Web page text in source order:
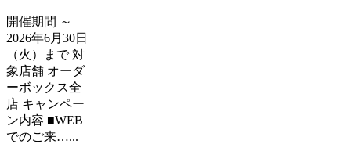
開催期間 ～
2026年6月30日
（火）まで 対
象店舗 オーダ
ーボックス全
店 キャンペー
ン内容 ■WEB
でのご来…...